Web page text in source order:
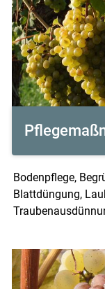
Bodenpflege,
Blattdüngung,